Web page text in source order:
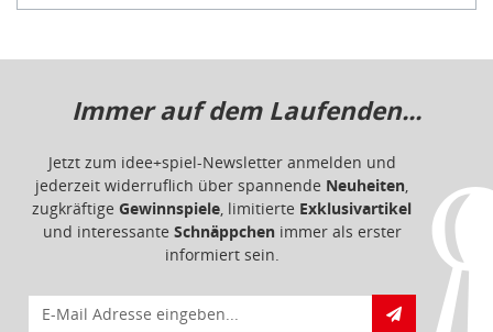
Immer auf dem Laufenden...
Jetzt zum idee+spiel-Newsletter anmelden und
jederzeit widerruflich über spannende Neuheiten,
zugkräftige Gewinnspiele, limitierte Exklusivartikel
und interessante Schnäppchenimmer als erster
informiert sein.
E-Mail für Newsletteranmeldung